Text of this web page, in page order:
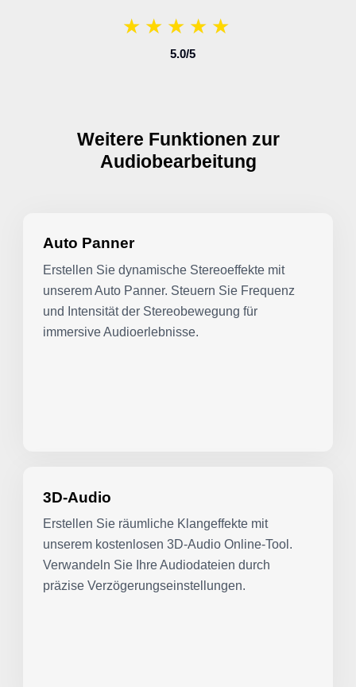
★ ★ ★ ★ ★
★ ★ ★ ★ ★
5.0/5
Weitere Funktionen zur
Audiobearbeitung
Auto Panner
Erstellen Sie dynamische Stereoeffekte mit
unserem Auto Panner. Steuern Sie Frequenz
und Intensität der Stereobewegung für
immersive Audioerlebnisse.
3D-Audio
Erstellen Sie räumliche Klangeffekte mit
unserem kostenlosen 3D-Audio Online-Tool.
Verwandeln Sie Ihre Audiodateien durch
präzise Verzögerungseinstellungen.